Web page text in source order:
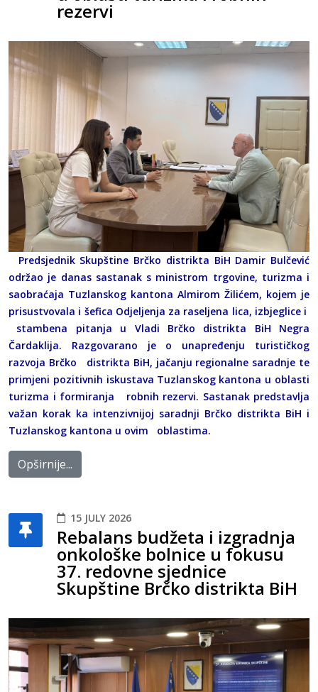
rezervi
Predsjednik Skupštine Brčko distrikta BiH Damir Bulčević
održao je danas sastanak s ministrom trgovine, turizma i
saobraćaja Tuzlanskog kantona Almirom Žilićem, kojem je
prisustvovala i šefica Odjeljenja za raseljena lica, izbjeglice i
stambena pitanja u Vladi Brčko distrikta BiH Negra
Čardaklija. Razgovarano je o unapređenju turističkog
razvoja Brčko distrikta BiH, jačanju regionalne saradnje te
primjeni pozitivnih iskustava Tuzlanskog kantona u oblasti
turizma i formiranja robnih rezervi. Sastanak predstavlja
važan korak ka intenzivnijoj saradnji Brčko distrikta BiH i
Tuzlanskog kantona u ovim oblastima.
Opširnije...
15 JULY 2026
Rebalans budžeta i izgradnja
onkološke bolnice u fokusu
37. redovne sjednice
Skupštine Brčko distrikta BiH